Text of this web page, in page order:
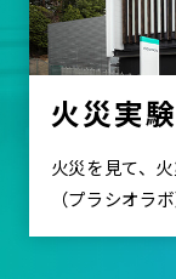
火災実
火災を見て、
（プラシオラ